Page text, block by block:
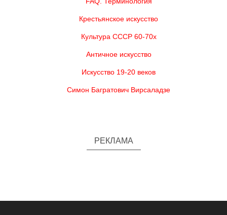
Крестьянское искусство
Культура СССР 60-70х
Античное искусство
Искусство 19-20 веков
Симон Багратович Вирсаладзе
РЕКЛАМА